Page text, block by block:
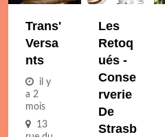
Trans'
Versa
Nts
il y
a 2
mois
13
Les
Retoq
Ués -
Conse
Rverie
De
Strasb